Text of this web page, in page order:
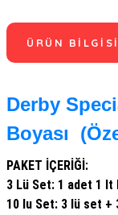
ÜRÜN BILGISI
Derby
Boyası
PAKET İÇERİĞİ:
3 Lü Set: 1 adet 1 lt
10 lu Set: 3 lü set +